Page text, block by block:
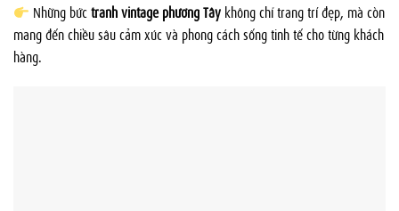
Những bứctranh vintage phương Tây không chỉ trang trí đẹp, mà còn
mang đến chiều sâu cảm xúc và phong cách sống tinh tế cho từng khách
hàng.